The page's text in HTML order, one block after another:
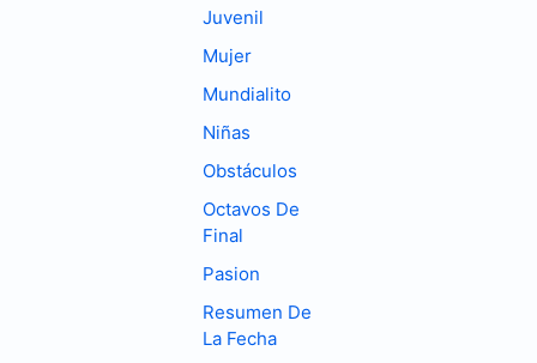
Juvenil
Mujer
Mundialito
Niñas
Obstáculos
Octavos De
Final
Pasion
Resumen De
La Fecha